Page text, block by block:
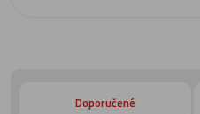
Doporučené